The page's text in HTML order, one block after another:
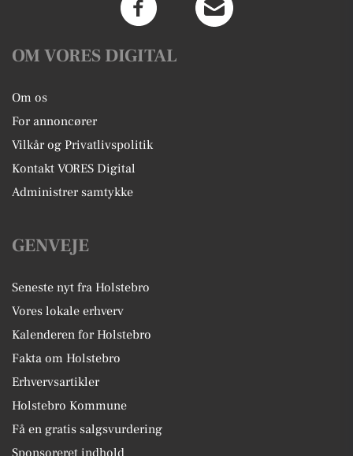
OM VORES DIGITAL
Om os
For annoncører
Vilkår og Privatlivspolitik
Kontakt VORES Digital
Administrer samtykke
GENVEJE
Seneste nyt fra Holstebro
Vores lokale erhverv
Kalenderen for Holstebro
Fakta om Holstebro
Erhvervsartikler
Holstebro Kommune
Få en gratis salgsvurdering
Sponsoreret indhold